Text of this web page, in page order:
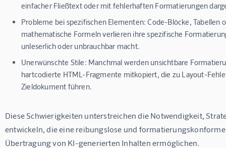
einfacher Fließtext oder mit fehlerhaften Formatierungen
Probleme bei spezifischen Elementen: Code-Blöcke, Tabellen
mathematische Formeln verlieren ihre spezifische
unleserlich oder unbrauchbar macht.
Unerwünschte Stile: Manchmal werden unsichtbare
hartcodierte HTML-Fragmente mitkopiert, die zu Layout-
Zieldokument führen.
Diese Schwierigkeiten unterstreichen die Notwendigkeit,
entwickeln, die eine reibungslose und
Übertragung von KI-generierten Inhalten ermöglichen.